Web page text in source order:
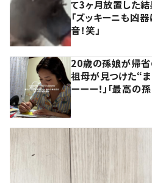
て3ヶ月放置した
「ズッキーニも凶器
音！笑」
20歳の孫娘が帰省
祖母が見つけた“
ーーー！」「最高の